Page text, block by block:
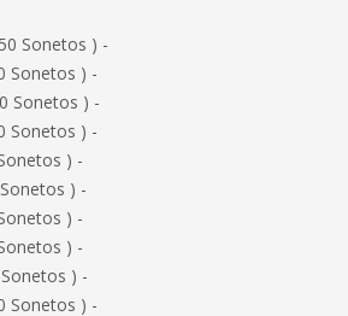
Sonetos ) -
Sonetos ) -
Sonetos ) -
Sonetos ) -
) -
) -
) -
) -
) -
Sonetos ) -